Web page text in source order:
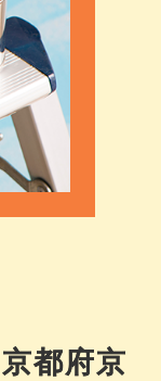
京都府京